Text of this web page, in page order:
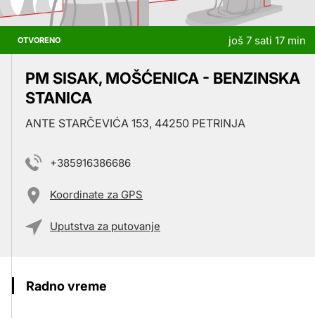
OTVORENO još 7 sati 17 min
PM SISAK, MOŠĆENICA - BENZINSKA
STANICA
ANTE STARČEVIĆA 153, 44250 PETRINJA
+385916386686
Koordinate za GPS
Uputstva za putovanje
Radno vreme